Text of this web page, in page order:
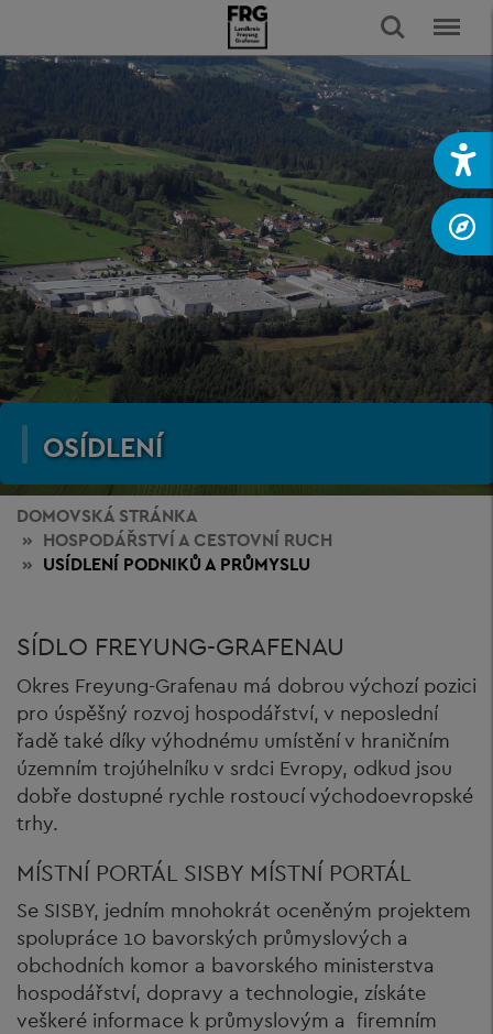
OSÍDLENÍ
DOMOVSKÁ STRÁNKA
HOSPODÁŘSTVÍA CESTOVNÍ RUCH
USÍDLENÍ PODNIKŮ A PRŮMYSLU
SÍDLO FREYUNG-GRAFENAU
Okres Freyung-Grafenau má dobrou výchozí pozici
pro úspěšný rozvoj hospodářství, v neposlední
řadě také díky výhodnému umístění v hraničním
územním trojúhelníku v srdci Evropy, odkud jsou
dobře dostupné rychle rostoucí východoevropské
trhy.
MÍSTNÍ PORTÁL SISBY MÍSTNÍ PORTÁL
Se SISBY, jedním mnohokrát oceněným projektem
spolupráce 10 bavorských průmyslových a
obchodních komor a bavorského ministerstva
hospodářství, dopravy a technologie, získáte
veškeré informace k průmyslovým a firemním